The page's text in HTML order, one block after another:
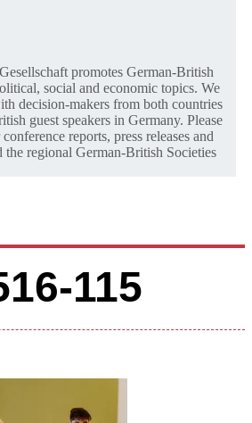
promotes German-British
social and economic topics. We
decision-makers from both countries
guest speakers in Germany. Please
reports, press releases and
the regional German-British Societies
115